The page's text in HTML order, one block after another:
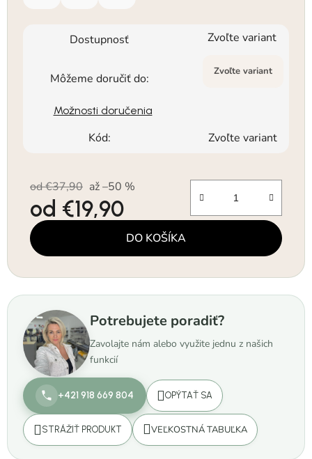
Dostupnosť Zvoľte variant
Môžeme doručiť do: Zvoľte variant
Možnosti doručenia
Kód: Zvoľte variant
od €37,90 až –50 %
od €19,90
Jednotková cena: DO KOŠÍKA
Potrebujete poradiť?
Zavolajte nám alebo využite jednu z našich
funkcií
+421 918 669 804 OPÝTAŤ SA
STRÁŽIŤ PRODUKT VEĽKOSTNÁ TABUĽKA